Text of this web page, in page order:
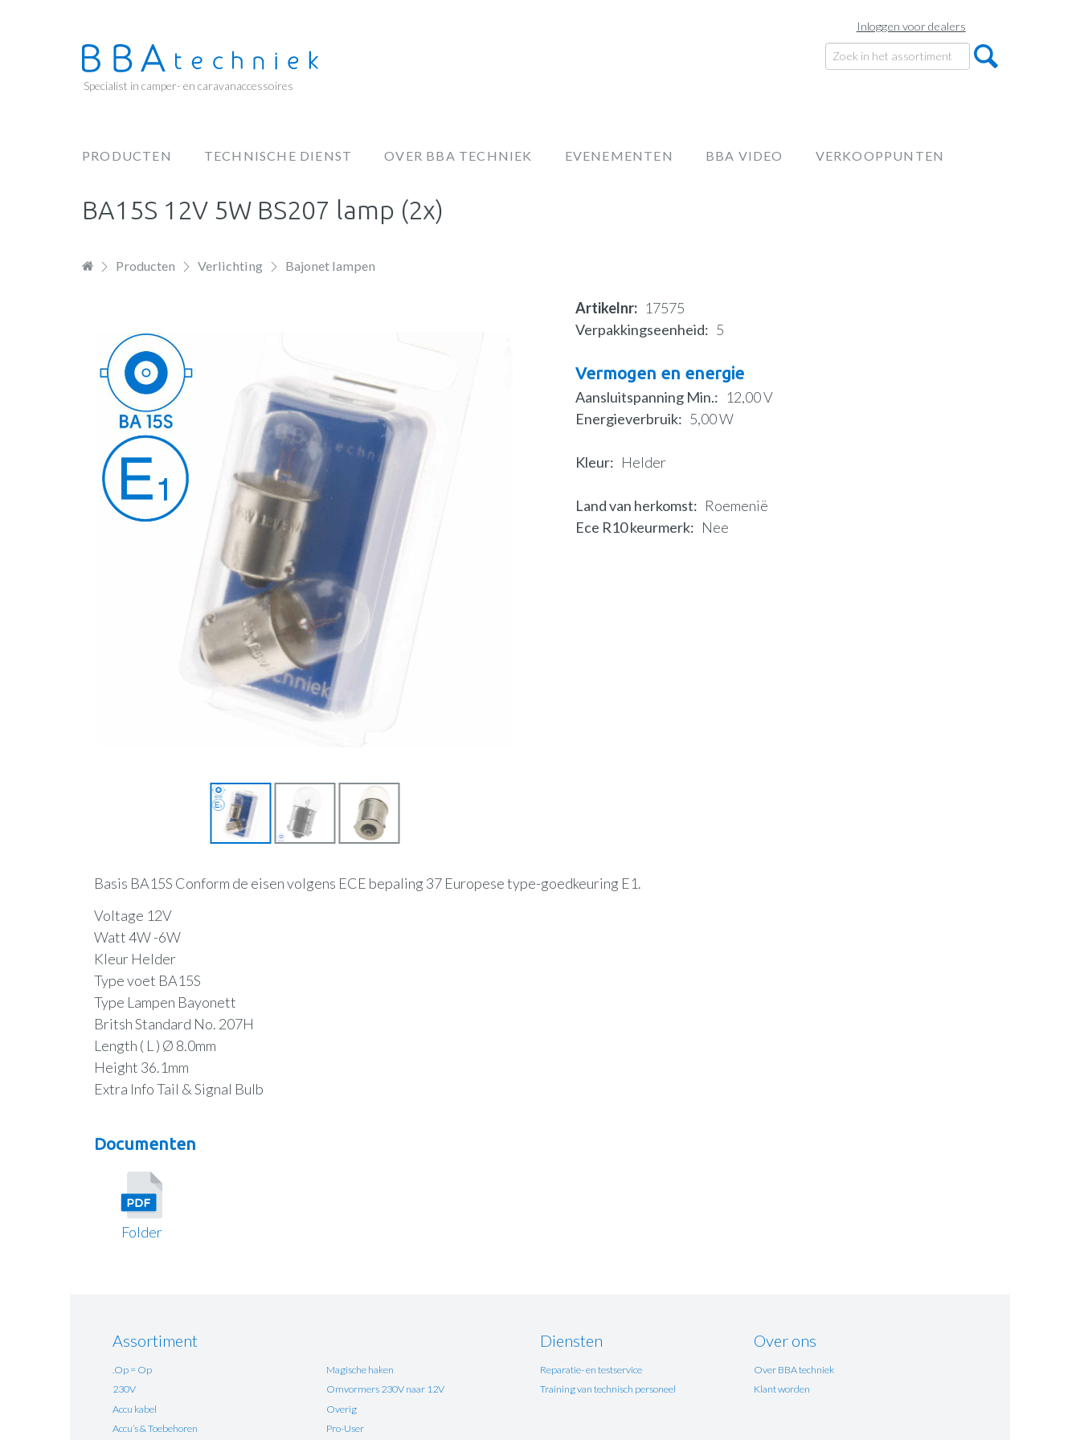
Inloggen voor dealers
Specialist in camper- en caravanaccessoires
PRODUCTEN TECHNISCHE DIENST OVER BBA TECHNIEK EVENEMENTEN BBA VIDEO VERKOOPPUNTEN
BA15S 12V 5W BS207 lamp (2x)
Producten Verlichting Bajonet lampen
Artikelnr
17575
Verpakkingseenheid
5
Vermogen en energie
Aansluitspanning Min.
12,00 V
Energieverbruik
5,00 W
Kleur Helder
Land van herkomst
Roemenië
Ece R10 keurmerk
Nee
Basis BA15S Conform de eisen volgens ECE bepaling 37 Europese type-goedkeuring E1.
Voltage 12V
Watt 4W -6W
Kleur Helder
Type voet BA15S
Type Lampen Bayonett
Britsh Standard No. 207H
Length ( L ) Ø 8.0mm
Height 36.1mm
Extra Info Tail & Signal Bulb
Documenten
Folder
Assortiment
.Op = Op
230V
Accu kabel
Accu’s & Toebehoren
Magische haken
Omvormers 230V naar 12V
Overig
Pro-User
Diensten
Reparatie- en testservice
Training van technisch personeel
Over ons
Over BBA techniek
Klant worden